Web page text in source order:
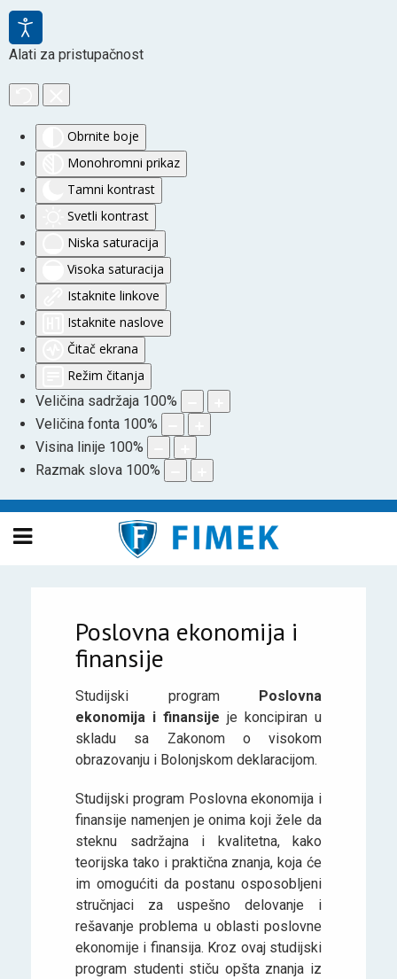
Alati za pristupačnost
Obrnite boje
Monohromni prikaz
Tamni kontrast
Svetli kontrast
Niska saturacija
Visoka saturacija
Istaknite linkove
Istaknite naslove
Čitač ekrana
Režim čitanja
Veličina sadržaja 100%
Veličina fonta 100%
Visina linije 100%
Razmak slova 100%
Poslovna ekonomija i
finansije
Studijski program
Poslovna
ekonomija i finansije je koncipiran u
skladu sa Zakonom o visokom
obrazovanju i Bolonjskom deklaracijom.
Studijski program Poslovna ekonomija i
finansije namenjen je onima koji žele da
steknu sadržajna i kvalitetna, kako
teorijska tako i praktična znanja, koja će
im omogućiti da postanu osposobljeni
stručnjaci za uspešno delovanje i
rešavanje problema u oblasti poslovne
ekonomije i finansija. Kroz ovaj studijski
program studenti stiču opšta znanja iz